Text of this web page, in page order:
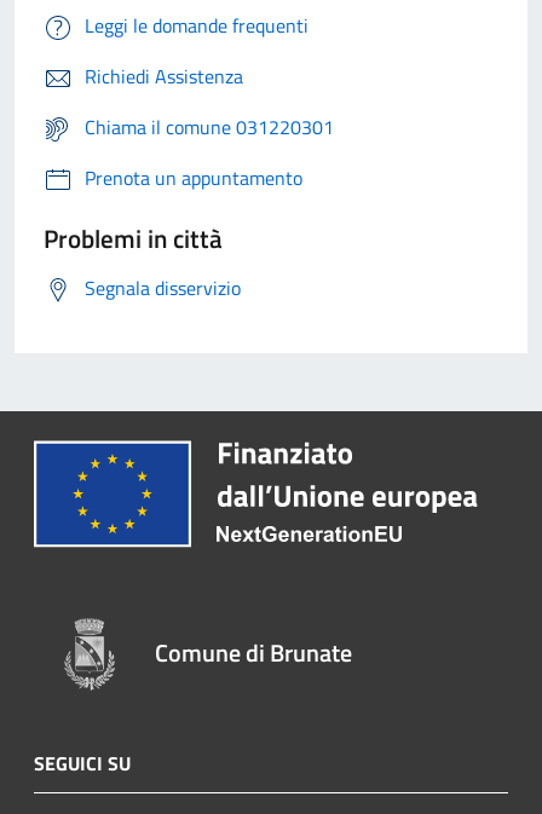
Leggi le domande frequenti
Richiedi Assistenza
Chiama il comune 031220301
Prenota un appuntamento
Problemi in città
Segnala disservizio
Comune di Brunate
SEGUICI SU